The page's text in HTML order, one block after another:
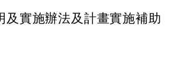
實施辦法及計畫實施補助